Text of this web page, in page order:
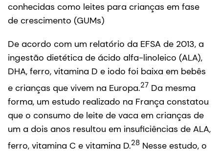
conhecidas como leites para crianças em fase
de crescimento (GUMs)
De acordo com um relatório da EFSA de 2013, a
ingestão dietética de ácido alfa-linoleico (ALA),
DHA, ferro, vitamina D e iodo foi baixa em bebês
e crianças que vivem na Europa.27 Da mesma
forma, um estudo realizado na França constatou
que o consumo de leite de vaca em crianças de
um a dois anos resultou em insuficiências de ALA,
ferro, vitamina C e vitamina D.28 Nesse estudo, o